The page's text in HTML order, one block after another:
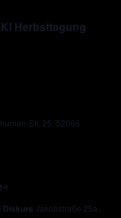
Herbsttagung
Str. 25, 52066
Diskurs Jakobstraße 25a,